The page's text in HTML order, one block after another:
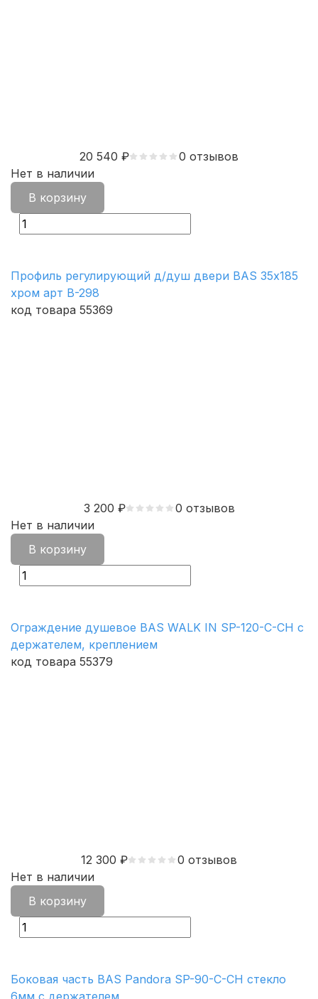
20 540 ₽
0 отзывов
Нет в наличии
В корзину
Профиль регулирующий д/душ двери BAS 35х185
хром арт В-298
код товара 55369
3 200 ₽
0 отзывов
Нет в наличии
В корзину
Ограждение душевое BAS WALK IN SP-120-C-CH c
держателем, креплением
код товара 55379
12 300 ₽
0 отзывов
Нет в наличии
В корзину
Боковая часть BAS Pandora SP-90-C-CH стекло
6мм с держателем